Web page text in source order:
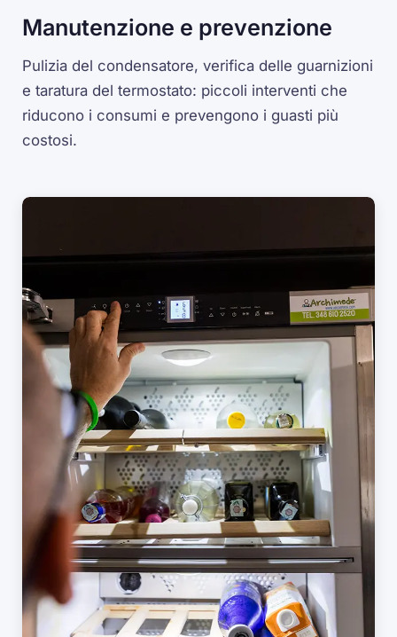
Manutenzione e prevenzione
Pulizia del condensatore, verifica delle guarnizioni
e taratura del termostato: piccoli interventi che
riducono i consumi e prevengono i guasti più
costosi.